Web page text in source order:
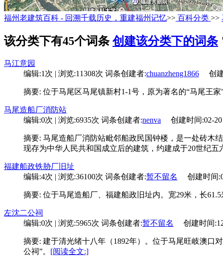
福州老建筑百科 - 回溯千载历史，重建福州记忆>> 百科分类 >>
该分类下有45个词条 创建该分类下的词条
马江意园
编辑:1次 | 浏览:11308次 词条创建者:chuanzheng1866 创建
摘要: 位于马尾区马尾镇新村1-1号，原为著名的“马尾王
马尾造船厂消防站
编辑:0次 | 浏览:6935次 词条创建者:nenva 创建时间:02-20
摘要: 马尾造船厂消防站毗邻船政民国钟楼，是一处砖木
现存为中华人民共和国成立后的建筑，约建成于20世纪五
福建船政铁胁厂旧址
编辑:4次 | 浏览:36100次 词条创建者:暂不留名 创建时间
摘要: 位于马尾造船厂、福建船政旧址内。宽29米，长
左沈二公祠
编辑:0次 | 浏览:5965次 词条创建者:暂不留名 创建时间
摘要: 建于清光绪十八年（1892年）。位于马尾旺岐澳口
公祠”。 [阅读全文:]